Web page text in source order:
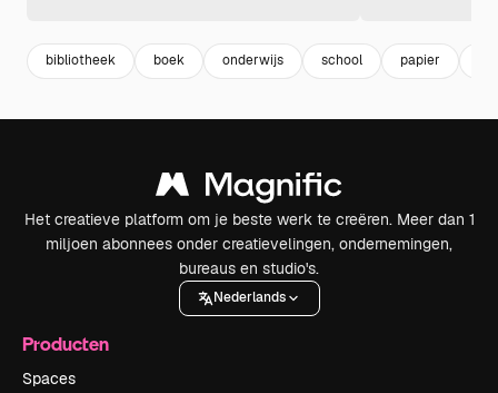
bibliotheek boek onderwijs school papier
Het creatieve platform om je beste werk te creëren. Meer dan 1
miljoen abonnees onder creatievelingen, ondernemingen,
bureaus en studio's.
Nederlands
Producten
Spaces